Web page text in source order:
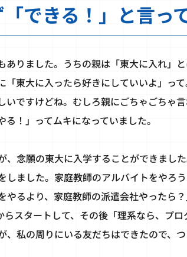
できる！」と言っ
ありました。うちの親は「東大に入れ」
「東大に入ったら好きにしていいよ」っ
いですけどね。むしろ親にごちゃごちゃ
！」ってムキになっていました。
、念願の東大に入学することができまし
しました。家庭教師のアルバイトをやろ
やるより、家庭教師の派遣会社やったら
らスタートして、その後「理系なら、プ
、私の周りにいる友だちはできたので、